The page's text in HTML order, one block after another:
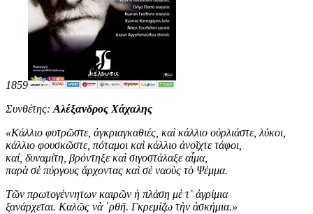
1859
Συνθέτης: Αλέξανδρος Χάχαλης
«Κάλλιο φυτρῶστε, ἀγκριαγκαθιές, καὶ κάλλιο οὐρλιάστε, λύκοι,
κάλλιο φουσκῶστε, πόταμοι καὶ κάλλιο ἀνοῖχτε τάφοι,
καί, δυναμίτη, βρόντηξε καὶ σιγοστάλαξε αἷμα,
παρὰ σὲ πύργους ἄρχοντας καὶ σὲ ναοὺς τὸ Ψέμμα.
Τῶν πρωτογέννητων καιρῶν ἡ πλάση μὲ τ᾿ ἀγρίμια
ξανάρχεται. Καλῶς νὰ ῾ρθῆ. Γκρεμίζω τὴν ἀσκήμια.»